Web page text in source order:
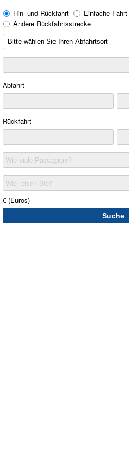
Hin- und Rückfahrt
Einfache Fahrt
Andere Rückfahrtsstrecke
Abfahrt
Rückfahrt
Wie viele Passagiere?
Wie reisen Sie?
€ (Euros)
Suche